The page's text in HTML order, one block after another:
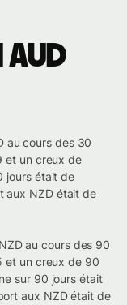
au cours des 30
et un creux de
jours était de
aux NZD était de
au cours des 90
et un creux de 90
sur 90 jours était
aux NZD était de